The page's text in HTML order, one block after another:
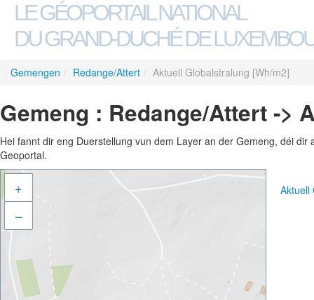
LE GÉOPORTAIL NATIONAL
DU GRAND-DUCHÉ DE
Gemengen / Redange/Attert / Aktuell Globalstralung [Wh/m2]
Gemeng : Redange/Attert ->
Hei fannt dir eng Duerstellung vun dem Layer an der Gemeng, déi
Geoportal.
+
–
Aktuell